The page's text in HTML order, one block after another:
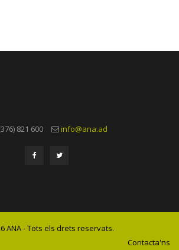
821 600 info@ana.ad
ANA - Tots els drets reservats.
Contacta'ns